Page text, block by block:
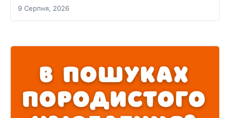
9 Серпня, 2026